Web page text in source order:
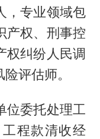
，专业领域包
产权、刑事控
权纠纷人民调
评估师。
位委托处理工
程款清收经